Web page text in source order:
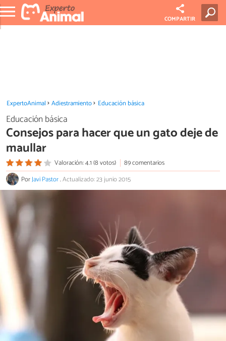
COMPARTIR
ExpertoAnimal Adiestramiento Educación básica
Educación básica
Consejos para hacer que un gato deje de
maullar
Valoración: 4.1 (8 votos)
89 comentarios
PorJavi Pastor.Actualizado: 23 junio 2015